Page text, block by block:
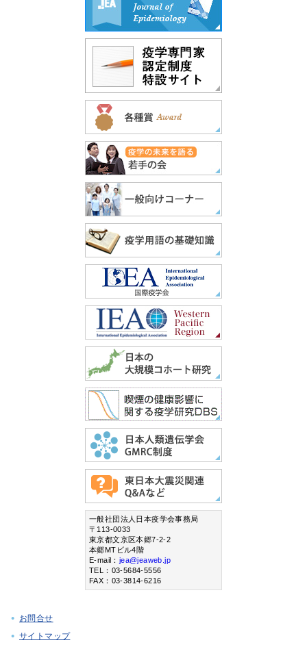
一般社団法人日本疫学会事務局
〒113-0033
東京都文京区本郷7-2-2
本郷MTビル4階
E-mail： jea@jeaweb.jp
TEL：03-5684-5556
FAX：03-3814-6216
お問合せ
サイトマップ